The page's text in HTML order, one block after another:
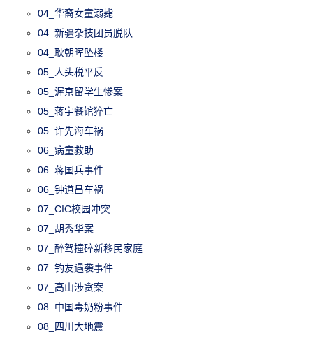
04_华裔女童溺毙
04_新疆杂技团员脱队
04_耿朝晖坠楼
05_人头税平反
05_渥京留学生惨案
05_蒋宇餐馆猝亡
05_许先海车祸
06_病童救助
06_蒋国兵事件
06_钟道昌车祸
07_CIC校园冲突
07_胡秀华案
07_醉驾撞碎新移民家庭
07_钓友遇袭事件
07_高山涉贪案
08_中国毒奶粉事件
08_四川大地震